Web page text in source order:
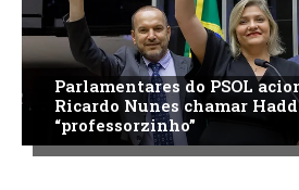
Parlamentares do PSOL
Ricardo Nunes chamar
“professorzinho”